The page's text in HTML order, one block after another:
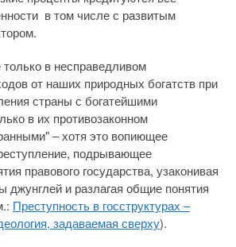
в том числе с развитым
только в несправедливом
от наших природных богатств при
страны с богатейшими
в их противозаконном
‒ хотя это вопиющее
подрывающее
правового государства, узаконивая
джунглей и разлагая общие понятия
Преступность в госструктурах ‒
задаваемая сверху).